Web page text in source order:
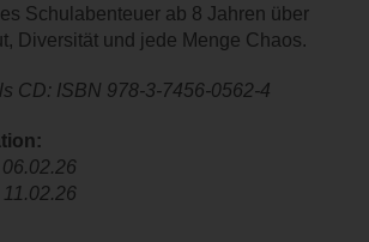
Schulabenteuer ab 8 Jahren über
Diversität und jede Menge Chaos.
CD: ISBN 978-3-7456-0562-4